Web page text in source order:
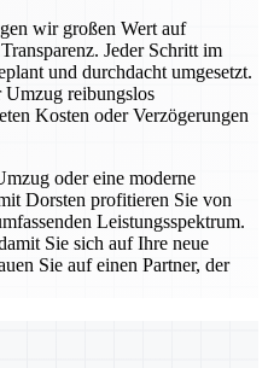
wir großen Wert auf
Jeder Schritt im
und durchdacht umgesetzt.
Umzug reibungslos
Kosten oder Verzögerungen
oder eine moderne
Dorsten profitieren Sie von
Leistungsspektrum.
Sie sich auf Ihre neue
Sie auf einen Partner, der